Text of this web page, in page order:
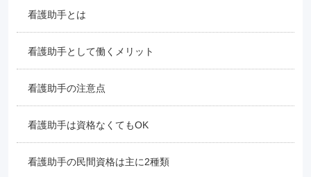
看護助手とは
看護助手として働くメリット
看護助手の注意点
看護助手は資格なくてもOK
看護助手の民間資格は主に2種類